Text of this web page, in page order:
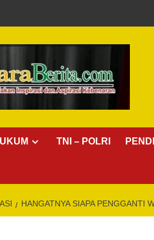
TNI – POLRI
HANGATNYA SIAPA PENGGANTI